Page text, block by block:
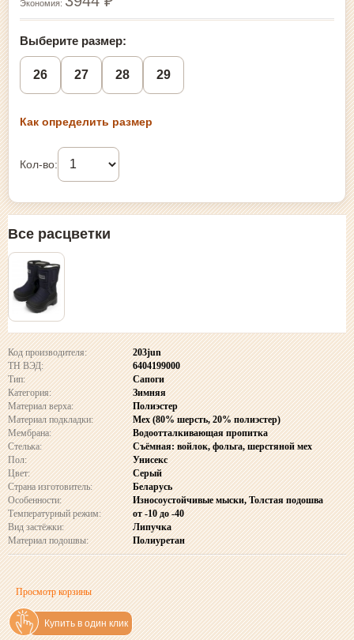
Экономия:
Выберите размер:
26 27 28 29
Как определить размер
Кол-во:
Все расцветки
Код производителя:
203jun
ТН ВЭД:
6404199000
Тип:
Сапоги
Категория:
Зимняя
Материал верха:
Полиэстер
Материал подкладки:
Мех (80% шерсть, 20% полиэстер)
Мембрана:
Водоотталкивающая пропитка
Стелька:
Съёмная: войлок, фольга, шерстяной мех
Пол:
Унисекс
Цвет:
Серый
Страна изготовитель:
Беларусь
Особенности:
Износоустойчивые мыски, Толстая подошва
Температурный режим:
от -10 до -40
Вид застёжки:
Липучка
Материал подошвы:
Полиуретан
Просмотр корзины
Купить в один клик